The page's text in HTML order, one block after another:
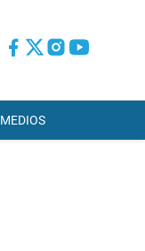
MEDIOS